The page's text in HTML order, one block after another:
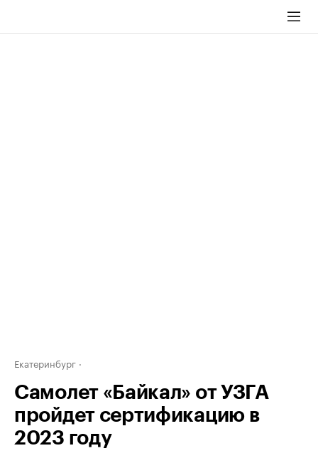
Екатеринбург
Самолет «Байкал» от УЗГА
пройдет сертификацию в
2023 году